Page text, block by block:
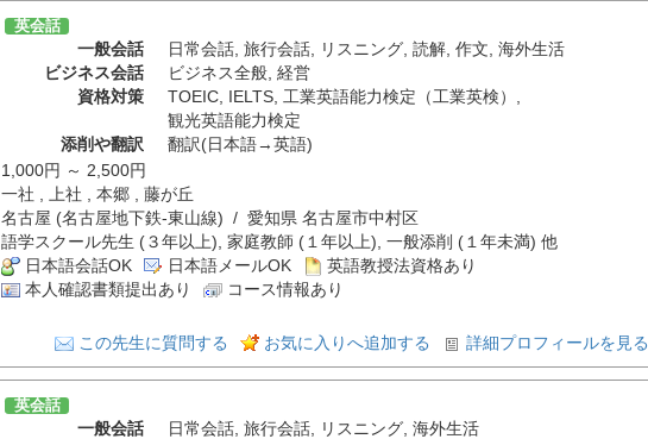
英会話
一般会話 日常会話, 旅行会話, リスニング, 読解, 作文 海外生活
ビジネス会話
ビジネス全般, 経営
資格対策
TOEIC, IELTS, 工業英語能力検定（工業英検）
観光英語能力検定
添削や翻訳
翻訳(日本語→英語)
1,000円 ～ 2,500円
一社 , 上社 , 本郷 , 藤が丘
名古屋 (名古屋地下鉄-東山線) / 愛知県 名古屋市中村区
語学スクール先生 (３年以上), 家庭教師 (１年以上), 一般添削 (１年未満) 他
日本語会話OK 日本語メールOK
英語教授法資格あり
本人確認書類提出あり
コース情報あり
この先生に質問する お気に入りへ追加する 詳細プロフィールを見る
英会話
一般会話 日常会話, 旅行会話, リスニング, 海外生活